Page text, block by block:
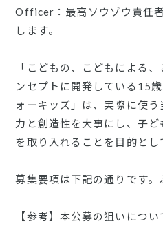
Officer：最高ソウゾウ責任
します。
「こどもの、こどもによる
ンセプトに開発している15
ォーキッズ」は、実際に使
力と創造性を大事にし、子
を取り入れることを目的とし
募集要項は下記の通りです。
【参考】本公募の狙いにつ